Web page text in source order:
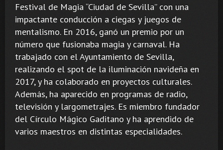
Festival de Magia “Ciudad de Sevilla” con una
impactante conducción a ciegas y juegos de
mentalismo. En 2016, ganó un premio por un
número que fusionaba magia y carnaval. Ha
trabajado con el Ayuntamiento de Sevilla,
realizando el spot de la iluminación navideña en
2017, y ha colaborado en proyectos culturales.
Además, ha aparecido en programas de radio,
televisión y largometrajes. Es miembro fundador
del Círculo Mágico Gaditano y ha aprendido de
varios maestros en distintas especialidades.